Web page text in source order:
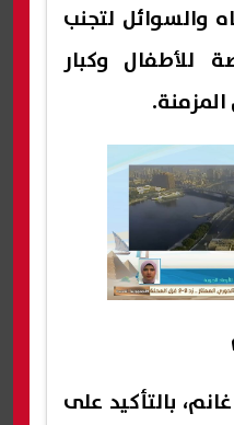
والسوائل لتجنب
للأطفال وكبار
بالتأكيد على